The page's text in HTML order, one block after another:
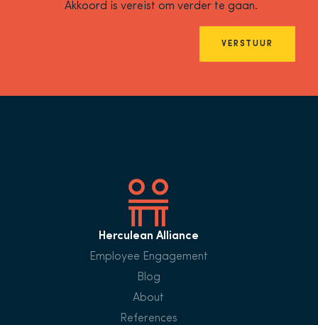
Akkoord is vereist om verder te gaan.
VERSTUUR
Herculean Alliance
Employee Engagement
Blog
About
References